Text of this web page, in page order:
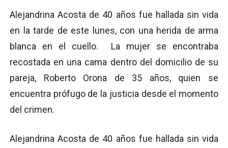
Alejandrina Acosta de 40 años fue hallada sin vida
en la tarde de este lunes, con una herida de arma
blanca en el cuello. La mujer se encontraba
recostada en una cama dentro del domicilio de su
pareja, Roberto Orona de 35 años, quien se
encuentra prófugo de la justicia desde el momento
del crimen.
Alejandrina Acosta de 40 años fue hallada sin vida